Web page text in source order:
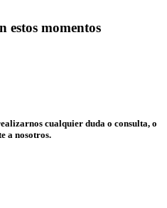
estos momentos
cualquier duda o consulta, o
a nosotros.